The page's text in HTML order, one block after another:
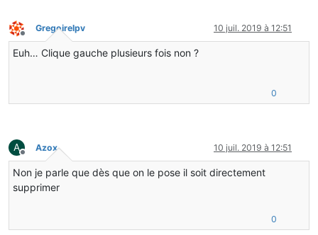
Hors-ligne
Gregoirelpv 10 juil. 2019 à 12:51
Euh… Clique gauche plusieurs fois non ?
0
A
Hors-ligne
Azox 10 juil. 2019 à 12:51
Non je parle que dès que on le pose il soit directement
supprimer
0